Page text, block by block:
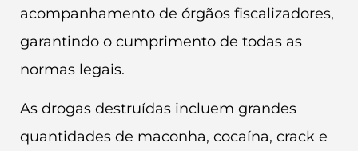
acompanhamento de órgãos fiscalizadores,
garantindo o cumprimento de todas as
normas legais.
As drogas destruídas incluem grandes
quantidades de maconha, cocaína, crack e